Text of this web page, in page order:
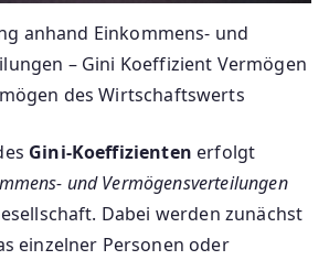
anhand Einkommens- und
– Gini Koeffizient Vermögen
des Wirtschaftswerts
Gini-Koeffizienten erfolgt
und Vermögensverteilungen
Dabei werden zunächst
einzelner Personen oder